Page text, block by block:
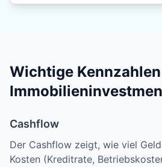
Wichtige
Cashflow
Der Cashflow zeigt, wie viel
Kosten (Kreditrate,